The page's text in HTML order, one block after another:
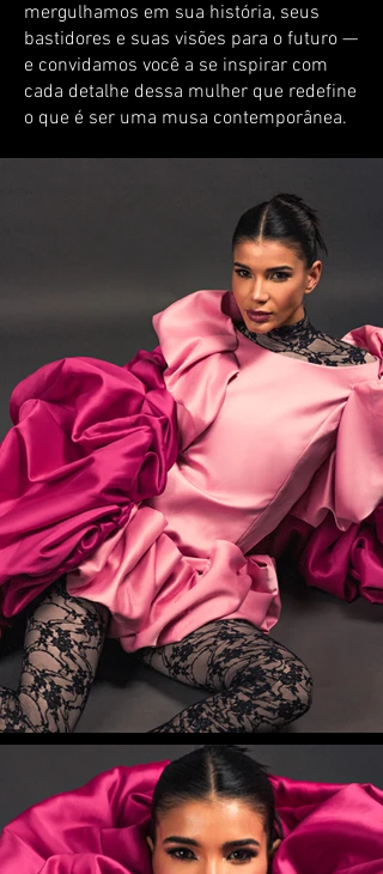
mergulhamos em sua história, seus
bastidores e suas visões para o futuro —
e convidamos você a se inspirar com
cada detalhe dessa mulher que redefine
o que é ser uma musa contemporânea.